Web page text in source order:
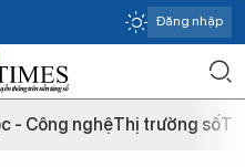
Đăng nhập
- Công nghệThị trường số